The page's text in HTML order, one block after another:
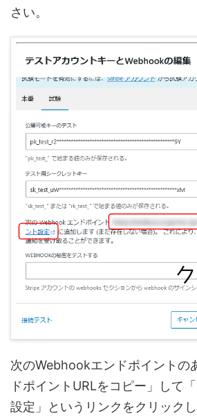
さい。
次のWebhookエンドポイントの
ドポイントURLをコピー」して
設定」というリンクをクリックし